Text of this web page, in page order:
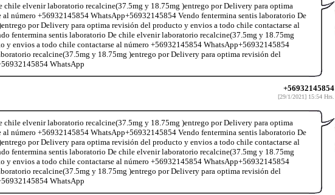
elvenir laboratorio recalcine(37.5mg y 18.75mg )entrego por Delivery para optima
número +56932145854 WhatsApp+56932145854 Vendo fentermina sentis laboratorio De
por Delivery para optima revisión del producto y envios a todo chile contactarse al
fentermina sentis laboratorio De chile elvenir laboratorio recalcine(37.5mg y 18.75mg
y envios a todo chile contactarse al número +56932145854 WhatsApp+56932145854
recalcine(37.5mg y 18.75mg )entrego por Delivery para optima revisión del
WhatsApp
+56932145854
[29/1/2021] 15:54 Hrs.
elvenir laboratorio recalcine(37.5mg y 18.75mg )entrego por Delivery para optima
número +56932145854 WhatsApp+56932145854 Vendo fentermina sentis laboratorio De
por Delivery para optima revisión del producto y envios a todo chile contactarse al
fentermina sentis laboratorio De chile elvenir laboratorio recalcine(37.5mg y 18.75mg
y envios a todo chile contactarse al número +56932145854 WhatsApp+56932145854
recalcine(37.5mg y 18.75mg )entrego por Delivery para optima revisión del
WhatsApp